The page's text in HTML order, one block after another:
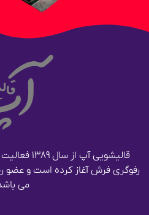
قالیشویی
رفوگری فرش آغاز کرده است و عضو
می